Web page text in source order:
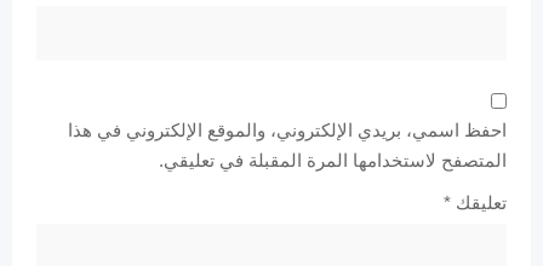
احفظ اسمي، بريدي الإلكتروني، والموقع الإلكتروني في هذا
المتصفح لاستخدامها المرة المقبلة في تعليقي.
تعليقك *